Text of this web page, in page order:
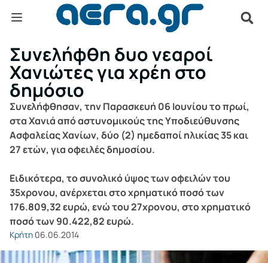
Συνελήφθη δυο νεαροί
Χανιώτες για χρέη στο
δημόσιο
Συνελήφθησαν, την Παρασκευή 06 Ιουνίου το πρωί,
στα Χανιά από αστυνομικούς της Υποδιεύθυνσης
Ασφαλείας Χανίων, δύο (2) ημεδαποί ηλικίας 35 και
27 ετών, για οφειλές δημοσίου.
Ειδικότερα, το συνολικό ύψος των οφειλών του
35χρονου, ανέρχεται στο χρηματικό ποσό των
176.809,32 ευρώ, ενώ του 27χρονου, στο χρηματικό
ποσό των 90.422,82 ευρώ.
Κρήτη 06.06.2014